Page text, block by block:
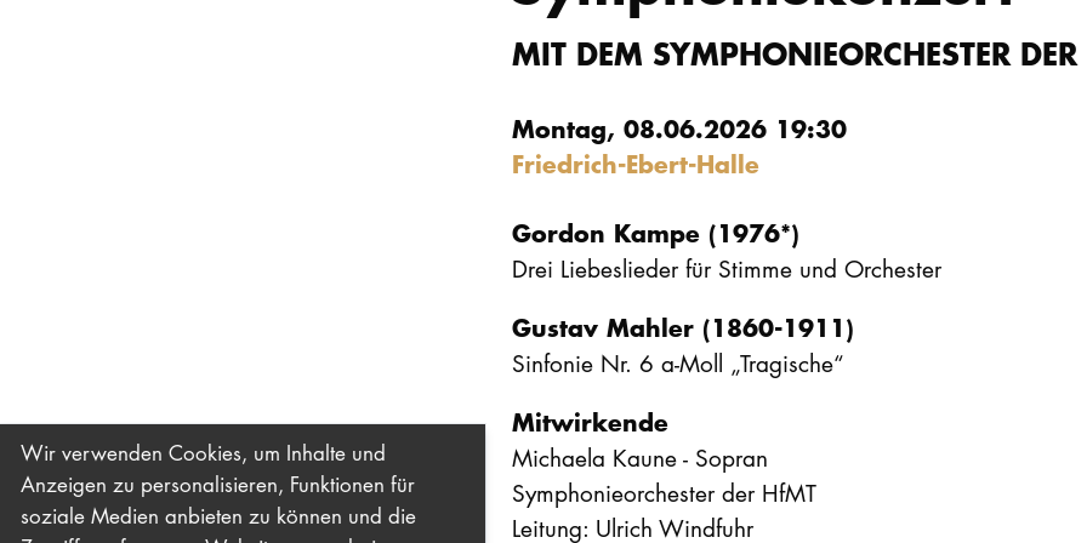
MIT DEM SYMPHONIEORCHESTER
Montag, 08.06.2026 19:30
Friedrich-Ebert-Halle
Gordon Kampe (1976*)
Drei Liebeslieder für Stimme und Orchester
Gustav Mahler (1860-1911)
Sinfonie Nr. 6 a-Moll „Tragische“
Mitwirkende
Michaela Kaune - Sopran
Symphonieorchester der HfMT
Leitung: Ulrich Windfuhr
Wir verwenden Cookies, um Inhalte und
Anzeigen zu personalisieren, Funktionen für
soziale Medien anbieten zu können und die